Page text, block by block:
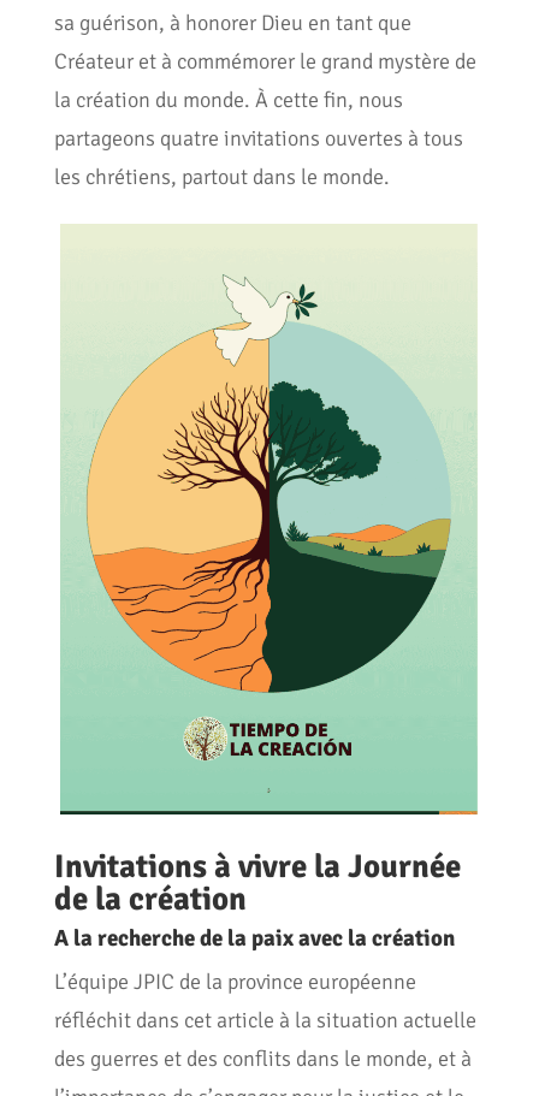
sa guérison, à honorer Dieu en tant que
Créateur et à commémorer le grand mystère de
la création du monde. À cette fin, nous
partageons quatre invitations ouvertes à tous
les chrétiens, partout dans le monde.
Invitations à vivre la Journée
de la création
A la recherche de la paix avec la création
L’équipe JPIC de la province européenne
réfléchit dans cet article à la situation actuelle
des guerres et des conflits dans le monde, et à